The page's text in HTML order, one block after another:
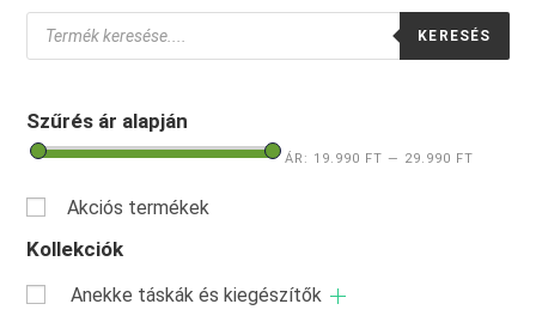
Products
search
KERESÉS
Szűrés ár alapján
ÁR: 19.990 FT — 29.990 FT
Akciós termékek
Kollekciók
Anekke táskák és kiegészítők